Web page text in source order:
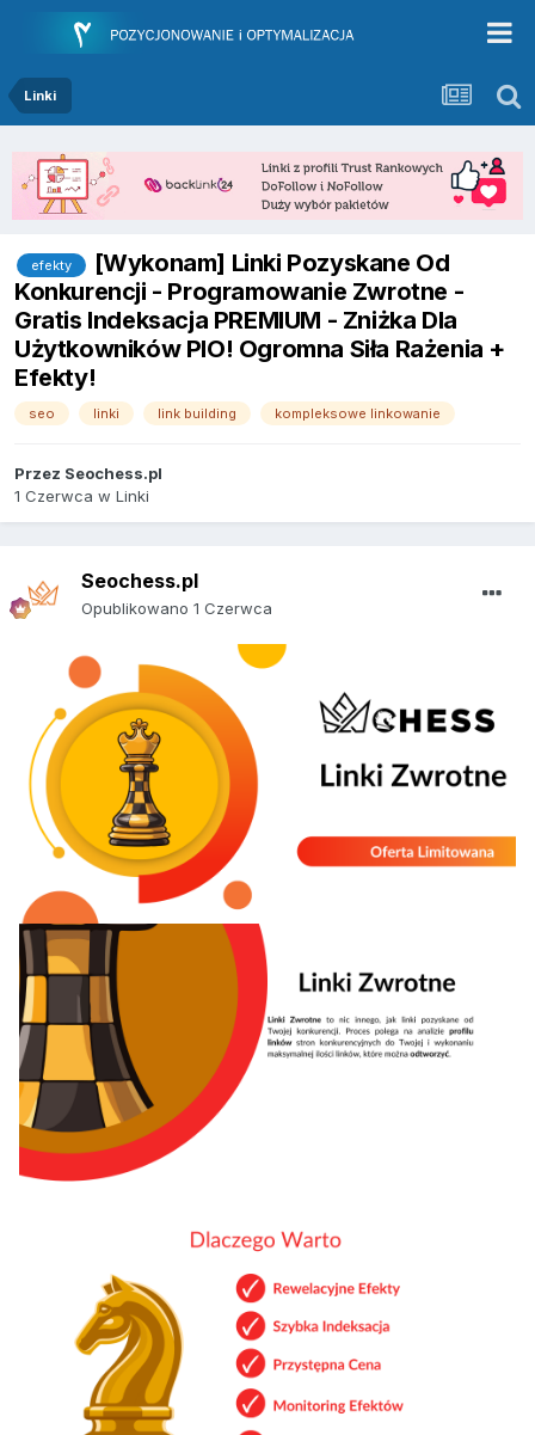
Linki
efekty
[Wykonam] Linki Pozyskane Od
Konkurencji - Programowanie Zwrotne -
Gratis Indeksacja PREMIUM - Zniżka Dla
Użytkowników PIO! Ogromna Siła Rażenia +
Efekty!
seo linki link building kompleksowe linkowanie
Przez Seochess.pl
1 Czerwca w Linki
Seochess.pl
Opublikowano 1 Czerwca